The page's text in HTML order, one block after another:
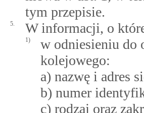
tym przepisie.
5. W informacji, o
1)
w odniesieniu do
kolejowego:
a) nazwę i adres
b) numer
c) rodzaj oraz